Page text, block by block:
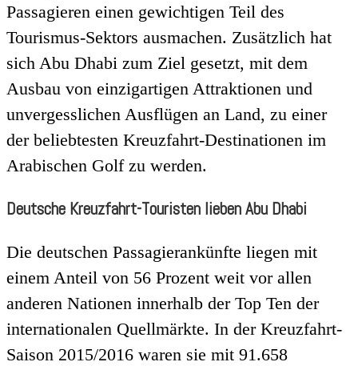
Passagieren einen gewichtigen Teil des
Tourismus-Sektors ausmachen. Zusätzlich hat
sich Abu Dhabi zum Ziel gesetzt, mit dem
Ausbau von einzigartigen Attraktionen und
unvergesslichen Ausflügen an Land, zu einer
der beliebtesten Kreuzfahrt-Destinationen im
Arabischen Golf zu werden.
Deutsche Kreuzfahrt-Touristen lieben Abu Dhabi
Die deutschen Passagierankünfte liegen mit
einem Anteil von 56 Prozent weit vor allen
anderen Nationen innerhalb der Top Ten der
internationalen Quellmärkte. In der Kreuzfahrt-
Saison 2015/2016 waren sie mit 91.658